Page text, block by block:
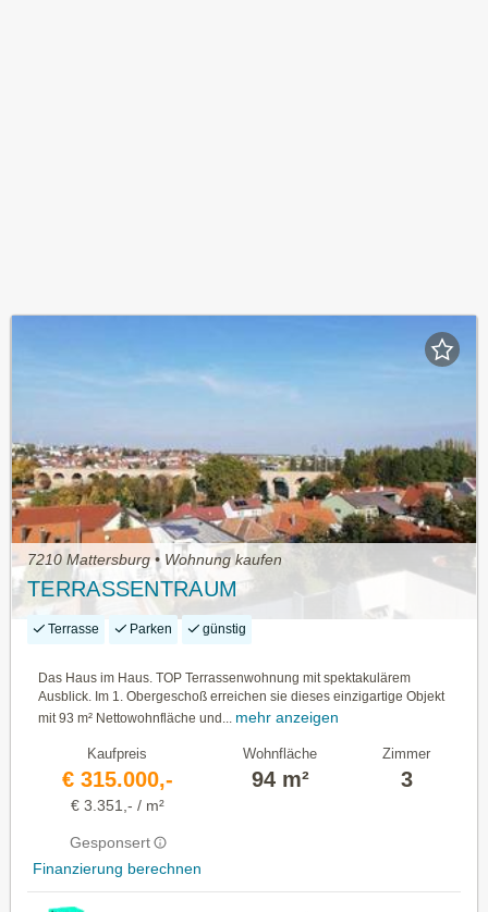
7210 Mattersburg • Wohnung kaufen
TERRASSENTRAUM
Terrasse Parken günstig
Das Haus im Haus. TOP Terrassenwohnung mit spektakulärem
Ausblick. Im 1. Obergeschoß erreichen sie dieses einzigartige Objekt
mit 93 m² Nettowohnfläche und... mehr anzeigen
Kaufpreis
€ 315.000,-
€ 3.351,- / m²
Gesponsert
Finanzierung berechnen
Wohnfläche
94 m²
Zimmer
3